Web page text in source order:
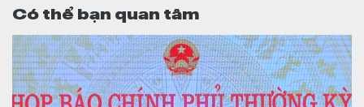
Có thể bạn quan tâm